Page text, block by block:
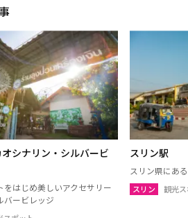
シナリン・シルバービ
をはじめ美しいアクセサリー
バービレッジ
スリン駅
スリン県にあ
スリン 観光